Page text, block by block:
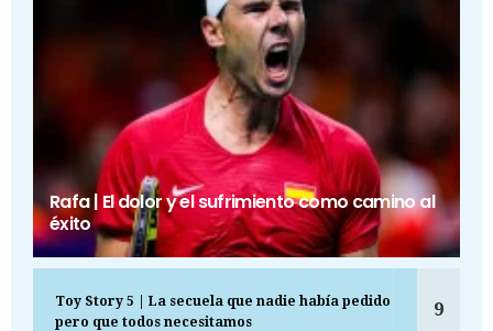
Rafa | El dolor y el sufrimiento como camino al
éxito
Toy Story 5 | La secuela que nadie había pedido
pero que todos necesitamos
9